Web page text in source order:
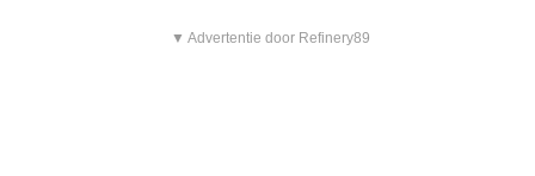
▼ Advertentie door Refinery89